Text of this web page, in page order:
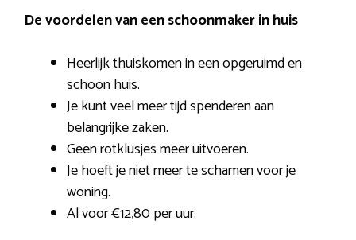
De voordelen van een schoonmaker in huis
Heerlijk thuiskomen in een opgeruimd en
schoon huis.
Je kunt veel meer tijd spenderen aan
belangrijke zaken.
Geen rotklusjes meer uitvoeren.
Je hoeft je niet meer te schamen voor je
woning.
Al voor €12,80 per uur.